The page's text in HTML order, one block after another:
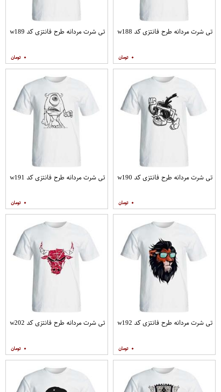
تی شرت مردانه طرح فانتزی کد w188
۰
تی شرت مردانه طرح فانتزی کد w189
۰
تی شرت مردانه طرح فانتزی کد w190
۰
تی شرت مردانه طرح فانتزی کد w191
۰
تی شرت مردانه طرح فانتزی کد w192
۰
تی شرت مردانه طرح فانتزی کد w202
۰